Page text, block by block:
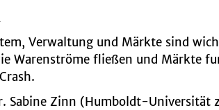
Verwaltung und Märkte sind
Warenströme fließen und Märkte
Sabine Zinn (Humboldt-Universität